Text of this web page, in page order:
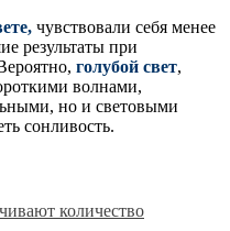
чувствовали себя менее
результаты при
голубой свет,
волнами,
но и световыми
сонливость.